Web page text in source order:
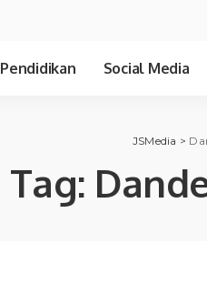
Pendidikan Social Media
JSMedia >
Tag: